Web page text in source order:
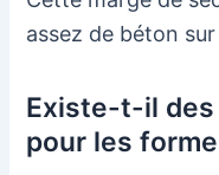
assez de béton
Existe-t-il
pour les